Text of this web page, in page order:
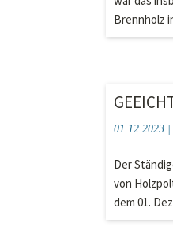
Brennholz
01.12.2023
Der
von
dem 01.